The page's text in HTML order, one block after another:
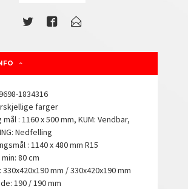
1834316
farger
: 1160 x 500 mm, KUM: Vendbar,
Nedfelling
: 1140 x 480 mm R15
80 cm
330x420x190 mm / 330x420x190 mm
190 / 190 mm